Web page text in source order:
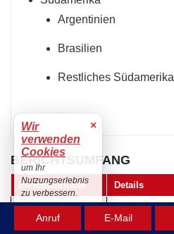
Argentinien
Brasilien
Restliches Südamerika
BERICHTSUMFANG
Berichtattribute Details
Marktgröße im Jahr
2023Anruf E-Mail
Wir
verwenden
Cookies
×
um Ihr
Nutzungserlebnis
zu verbessern.